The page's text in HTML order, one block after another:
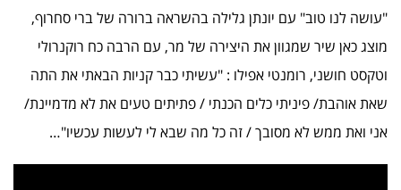
"עושה לנו טוב" עם יונתן גלילה בהשראה ברורה של ברי סחרוף,
מוצג כאן שיר שמגוון את היצירה של מר, עם הרבה כח רוקנרולי
וטקסט חושני, רומנטי אפילו : "עשיתי כבר קניות הבאתי את התה
שאת אוהבת/ פיניתי כלים הכנתי / פתיתים טעים את לא מדמיינת/
אני ואת ממש לא מסובך / זה כל מה שבא לי לעשות עכשיו"…